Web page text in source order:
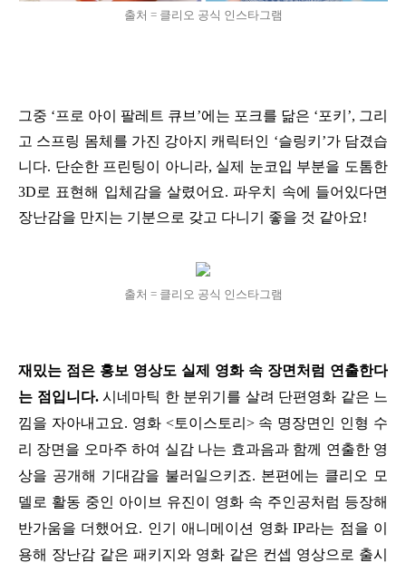
출처 = 클리오 공식 인스타그램
그중 ‘프로 아이 팔레트 큐브’에는 포크를 닮은 ‘포키’, 그리
고 스프링 몸체를 가진 강아지 캐릭터인 ‘슬링키’가 담겼습
니다. 단순한 프린팅이 아니라, 실제 눈코입 부분을 도톰한
3D로 표현해 입체감을 살렸어요. 파우치 속에 들어있다면
장난감을 만지는 기분으로 갖고 다니기 좋을 것 같아요!
출처 = 클리오 공식 인스타그램
재밌는 점은 홍보 영상도 실제 영화 속 장면처럼 연출한다
는 점입니다.시네마틱 한 분위기를 살려 단편영화 같은 느
낌을 자아내고요. 영화 <토이스토리> 속 명장면인 인형 수
리 장면을 오마주 하여 실감 나는 효과음과 함께 연출한 영
상을 공개해 기대감을 불러일으키죠. 본편에는 클리오 모
델로 활동 중인 아이브 유진이 영화 속 주인공처럼 등장해
반가움을 더했어요. 인기 애니메이션 영화 IP라는 점을 이
용해 장난감 같은 패키지와 영화 같은 컨셉 영상으로 출시